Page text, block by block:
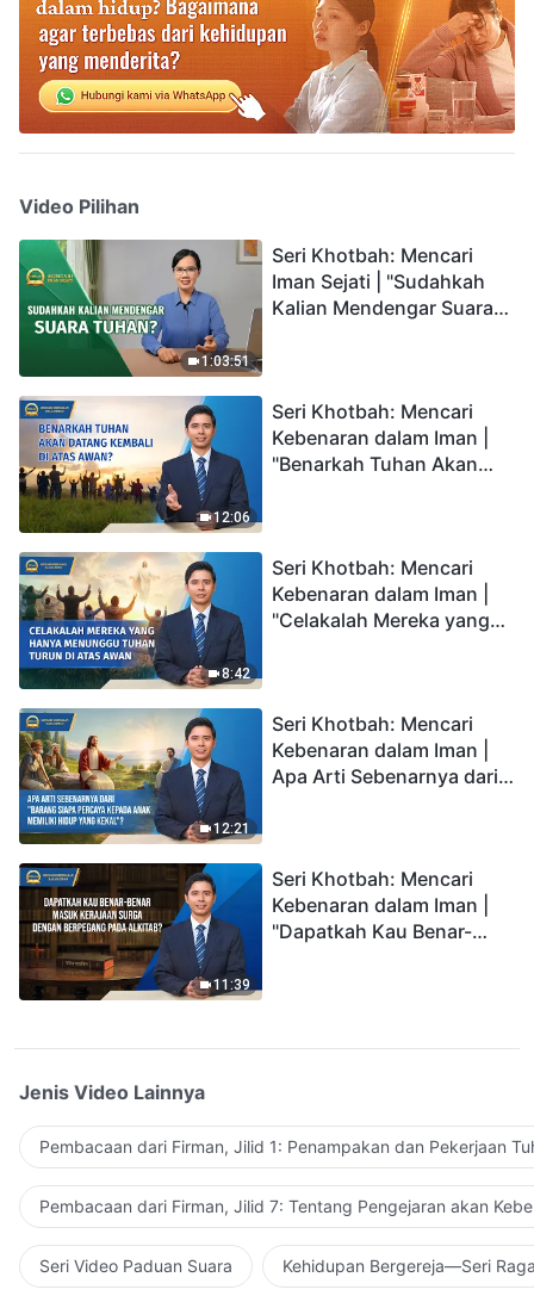
Video Pilihan
1:03:51
Seri Khotbah: Mencari
Iman Sejati | "Sudahkah
Kalian Mendengar Suara
12:06
Seri Khotbah: Mencari
Kebenaran dalam Iman |
"Benarkah Tuhan Akan
8:42
Seri Khotbah: Mencari
Kebenaran dalam Iman |
"Celakalah Mereka yang
12:21
Seri Khotbah: Mencari
Kebenaran dalam Iman |
Apa Arti Sebenarnya dari
11:39
Seri Khotbah: Mencari
Kebenaran dalam Iman |
"Dapatkah Kau Benar-
Jenis Video Lainnya
Pembacaan dari Firman, Jilid 1: Penampakan dan Pekerjaan
Pembacaan dari Firman, Jilid 7: Tentang Pengejaran akan
Seri Video Paduan Suara Kehidupan Bergereja—Seri